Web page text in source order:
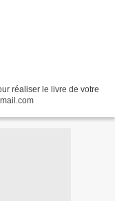
réaliser le livre de votre